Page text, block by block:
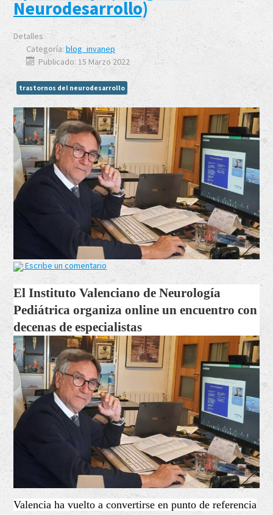
Neurodesarrollo)
Detalles
Categoría:blog_invanep
Publicado: 15 Marzo 2022
trastornos del neurodesarrollo
Escribe un comentario
El Instituto Valenciano de Neurología
Pediátrica organiza online un encuentro con
decenas de especialistas
Valencia ha vuelto a convertirse en punto de referencia